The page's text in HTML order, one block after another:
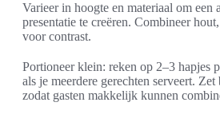
Varieer in hoogte en materiaal om een
presentatie te creëren. Combineer
voor contrast.
Portioneer klein: reken op 2–3 hapjes
als je meerdere gerechten serveert.
zodat gasten makkelijk kunnen